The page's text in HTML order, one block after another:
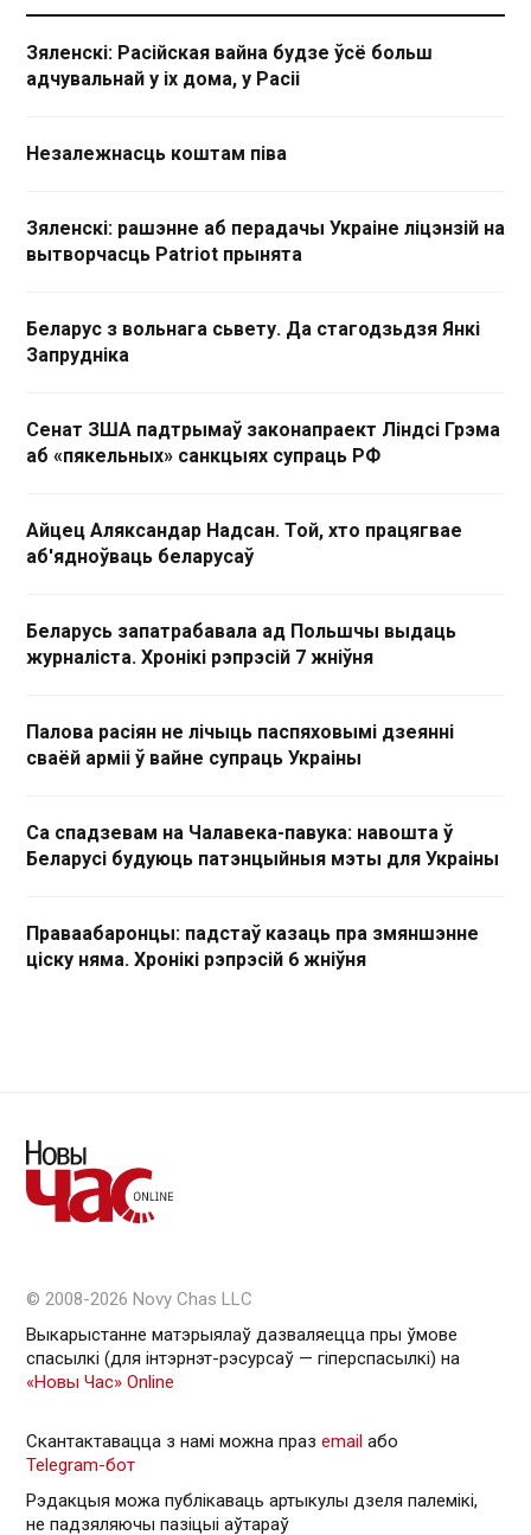
Зяленскі: Расійская вайна будзе ўсё больш
адчувальнай у іх дома, у Расіі
Незалежнасць коштам піва
Зяленскі: рашэнне аб перадачы Украіне ліцэнзій на
вытворчасць Patriot прынята
Беларус з вольнага сьвету. Да стагодзьдзя Янкі
Запрудніка
Сенат ЗША падтрымаў законапраект Ліндсі Грэма
аб «пякельных» санкцыях супраць РФ
Айцец Аляксандар Надсан. Той, хто працягвае
аб'ядноўваць беларусаў
Беларусь запатрабавала ад Польшчы выдаць
журналіста. Хронікі рэпрэсій 7 жніўня
Палова расіян не лічыць паспяховымі дзеянні
сваёй арміі ў вайне супраць Украіны
Са спадзевам на Чалавека-павука: навошта ў
Беларусі будуюць патэнцыйныя мэты для Украіны
Праваабаронцы: падстаў казаць пра змяншэнне
ціску няма. Хронікі рэпрэсій 6 жніўня
© 2008-2026 Novy Chas LLC
Выкарыстанне матэрыялаў дазваляецца пры ўмове
спасылкі (для інтэрнэт-рэсурсаў — гiперспасылкi) на
«Новы Час» Online
Скантактавацца з намі можна праз email або
Telegram-бот
Рэдакцыя можа публікаваць артыкулы дзеля палемікі,
не падзяляючы пазіцыі аўтараў